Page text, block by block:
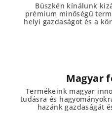
Büszkén kínálunk
prémium minőségű
helyi gazdaságot és a
Magyar
Termékeink magyar
tudásra és
hazánk gazdaságát